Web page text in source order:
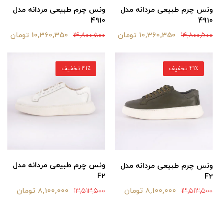
ونس چرم طبیعی مردانه مدل
4910
14,800,500 10,360,350 تومان
ونس چرم طبیعی مردانه مدل
4910
14,800,500 10,360,350 تومان
ونس چرم طبیعی مردانه مدل
F2
13,513,500 8,100,000 تومان
41٪ تخفیف
ونس چرم طبیعی مردانه مدل
F2
13,513,500 8,100,000 تومان
41٪ تخفیف